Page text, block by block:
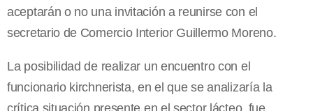
aceptarán o no una invitación a reunirse con el
secretario de Comercio Interior Guillermo Moreno.
La posibilidad de realizar un encuentro con el
funcionario kirchnerista, en el que se analizaría la